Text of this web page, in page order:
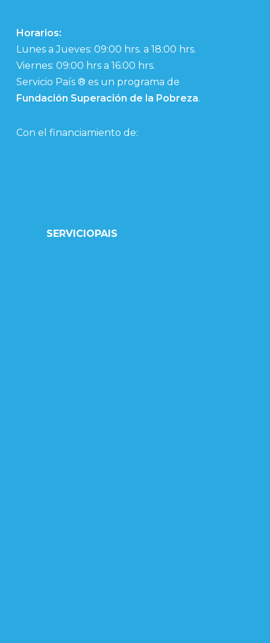
Horarios:
Lunes a Jueves: 09:00 hrs. a 18:00 hrs.
Viernes: 09:00 hrs a 16:00 hrs.
Servicio País ® es un programa de
Fundación Superación de la Pobreza.
Con el financiamiento de:
SERVICIOPAIS